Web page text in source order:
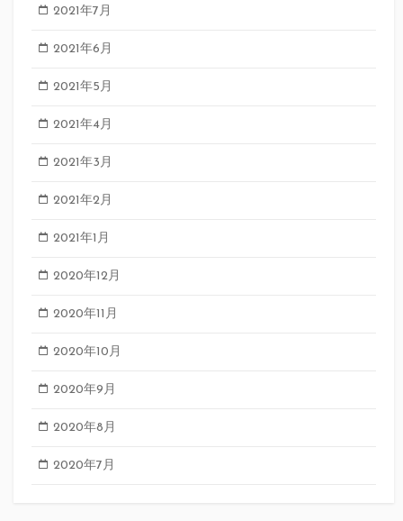
2021年7月
2021年6月
2021年5月
2021年4月
2021年3月
2021年2月
2021年1月
2020年12月
2020年11月
2020年10月
2020年9月
2020年8月
2020年7月